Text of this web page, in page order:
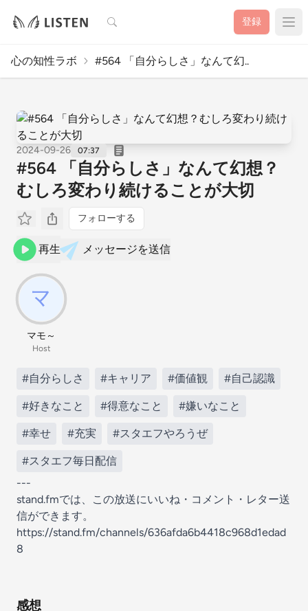
検索 登録
心の知性ラボ #564 「自分らしさ」なんて幻..
2024-09-26 07:37
#564 「自分らしさ」なんて幻想？
むしろ変わり続けることが大切
フォローする
再生 メッセージを送信
マモ～
Host
#自分らしさ #キャリア #価値観 #自己認識
#好きなこと #得意なこと #嫌いなこと
#幸せ #充実 #スタエフやろうぜ
#スタエフ毎日配信
---
stand.fmでは、この放送にいいね・コメント・レター送
信ができます。
https://stand.fm/channels/636afda6b4418c968d1edad
8
感想